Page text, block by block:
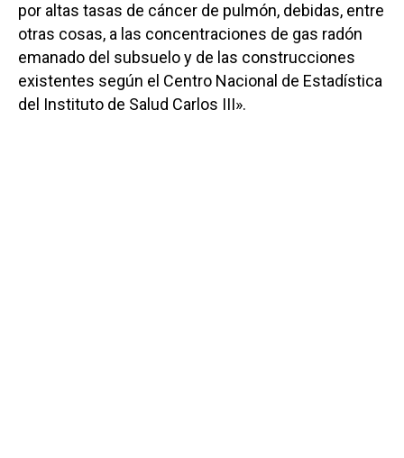
por altas tasas de cáncer de pulmón, debidas, entre
otras cosas, a las concentraciones de gas radón
emanado del subsuelo y de las construcciones
existentes según el Centro Nacional de Estadística
del Instituto de Salud Carlos III».